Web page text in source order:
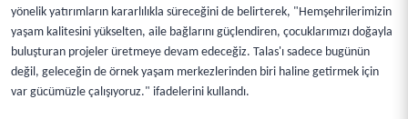
yönelik yatırımların kararlılıkla süreceğini de belirterek, "Hemşehrilerimizin
yaşam kalitesini yükselten, aile bağlarını güçlendiren, çocuklarımızı doğayla
buluşturan projeler üretmeye devam edeceğiz. Talas'ı sadece bugünün
değil, geleceğin de örnek yaşam merkezlerinden biri haline getirmek için
var gücümüzle çalışıyoruz." ifadelerini kullandı.